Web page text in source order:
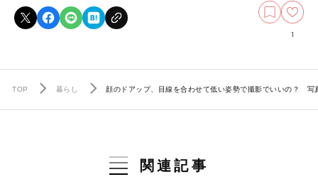
1
TOP 暮らし 顔のドアップ、目線を合わせて低い姿勢で撮影でいいの？ 写
関連記事